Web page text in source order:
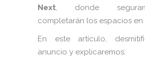
Next, donde
completarán los espacios
En este artículo,
anuncio y explicaremos: